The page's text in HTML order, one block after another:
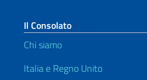
Il Consolato
Chi siamo
Italia e Regno Unito